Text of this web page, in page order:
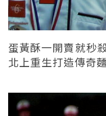
蛋黃酥一開賣就秒
北上重生打造傳奇